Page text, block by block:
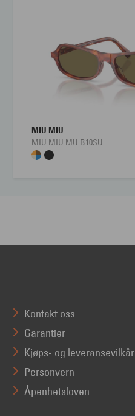
MIU MIU
MIU MIU MU B10SU
Kontakt oss
Garantier
Kjøps- og leveransevilkår
Personvern
Åpenhetsloven